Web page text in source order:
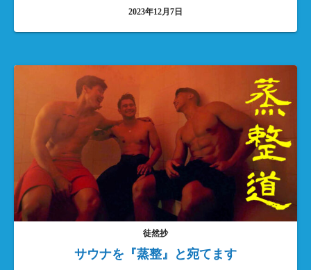
2023年12月7日
徒然抄
サウナを『蒸整』と宛てます